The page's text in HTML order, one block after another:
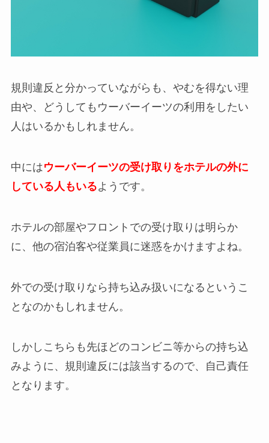
規則違反と分かっていながらも、やむを得ない理
由や、どうしてもウーバーイーツの利用をしたい
人はいるかもしれません。
中にはウーバーイーツの受け取りをホテルの外に
している人もいるようです。
ホテルの部屋やフロントでの受け取りは明らか
に、他の宿泊客や従業員に迷惑をかけますよね。
外での受け取りなら持ち込み扱いになるというこ
となのかもしれません。
しかしこちらも先ほどのコンビニ等からの持ち込
みように、規則違反には該当するので、自己責任
となります。